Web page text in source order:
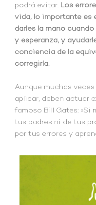
podrá evitar. Los
vida, lo importante es
darles la mano
y esperanza, y
conciencia de la
corregirla.
Aunque muchas
aplicar, deben actuar
famoso Bill Gates: «Si
tus padres ni de tus
por tus errores y